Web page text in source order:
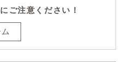
ご注意ください！